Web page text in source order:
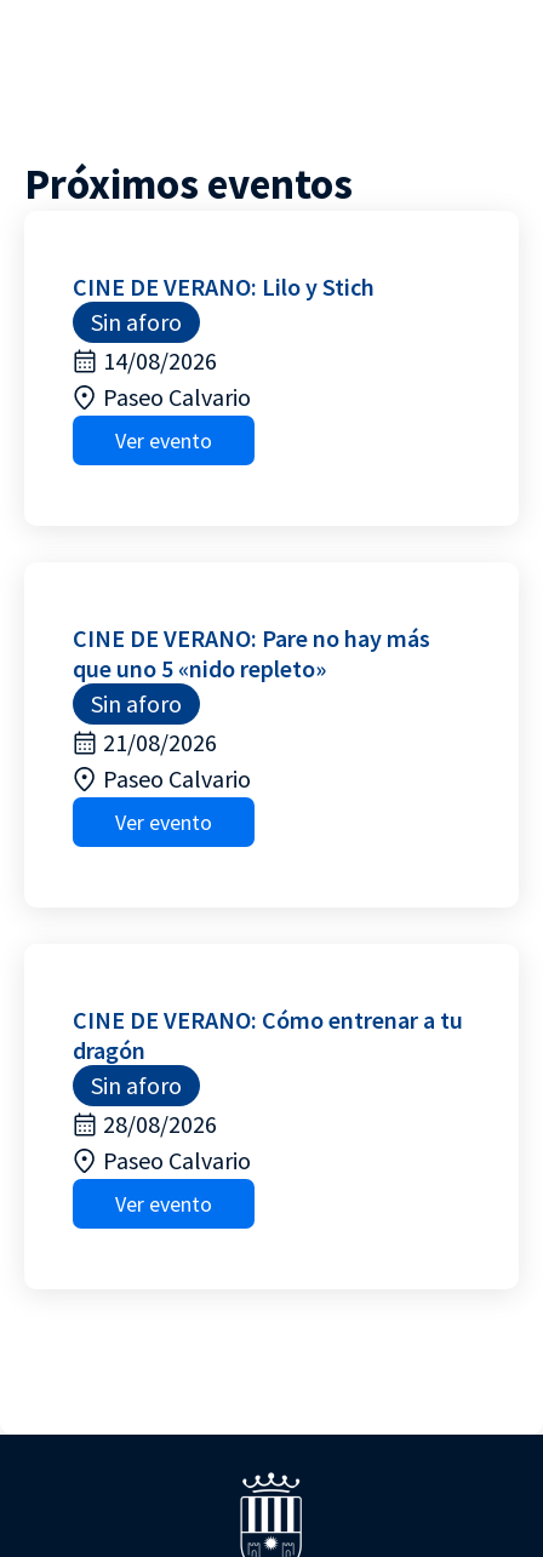
Próximos eventos
CINE DE VERANO: Lilo y Stich
Sin aforo
14/08/2026
Paseo Calvario
Ver evento
CINE DE VERANO: Pare no hay más
que uno 5 «nido repleto»
Sin aforo
21/08/2026
Paseo Calvario
Ver evento
CINE DE VERANO: Cómo entrenar a tu
dragón
Sin aforo
28/08/2026
Paseo Calvario
Ver evento